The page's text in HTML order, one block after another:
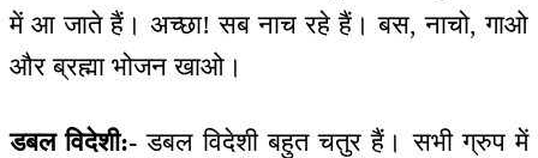
में आ जाते हैं। अच्छा! सब नाच रहे हैं। बस, नाचो, गाओ
और ब्रह्मा भोजन खाओ।
डबल विदेशी:- डबल विदेशी बहुत चतुर हैं। सभी ग्रुप में